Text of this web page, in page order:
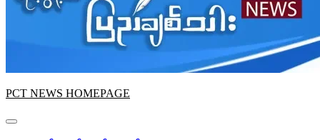
PCT NEWS HOMEPAGE